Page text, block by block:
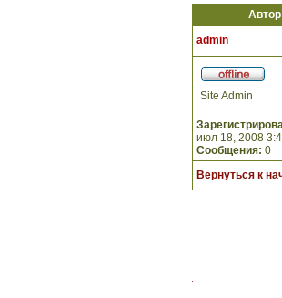
Автор
admin
Site Admin
июл 18, 2008
Сообщения: 0
Вернуться к